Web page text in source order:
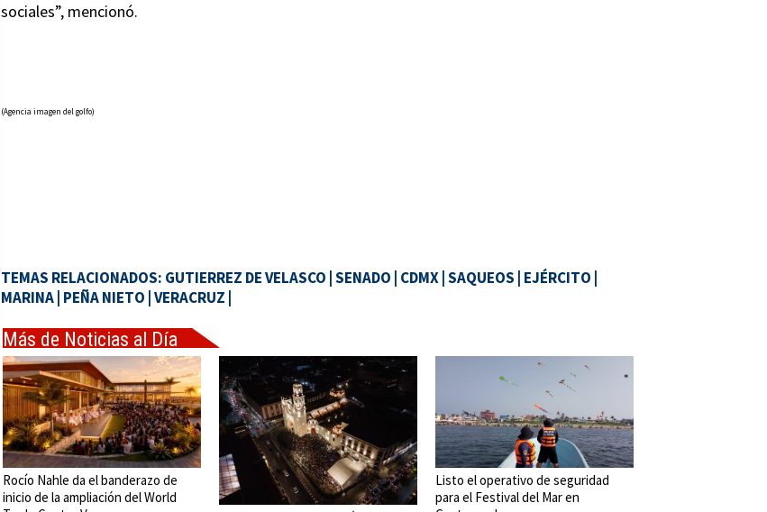
sociales”, mencionó.
(Agencia imagen del golfo)
TEMAS RELACIONADOS: GUTIERREZ DE VELASCO SENADO CDMX SAQUEOS EJÉRCITO
MARINA PEÑA NIETO VERACRUZ
Más de Noticias al Día
Rocío Nahle da el banderazo de
inicio de la ampliación del World
Listo el operativo de seguridad
para el Festival del Mar en